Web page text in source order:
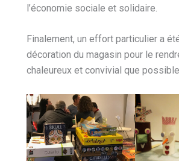
l’économie sociale et solidaire.
Finalement, un effort particulier a
décoration du magasin pour le
chaleureux et convivial que